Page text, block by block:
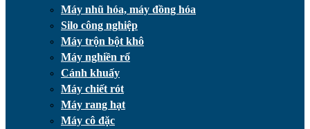
Máy nhũ hóa, máy đồng hóa
Silo công nghiệp
Máy trộn bột khô
Máy nghiền rổ
Cánh khuấy
Máy chiết rót
Máy rang hạt
Máy cô đặc